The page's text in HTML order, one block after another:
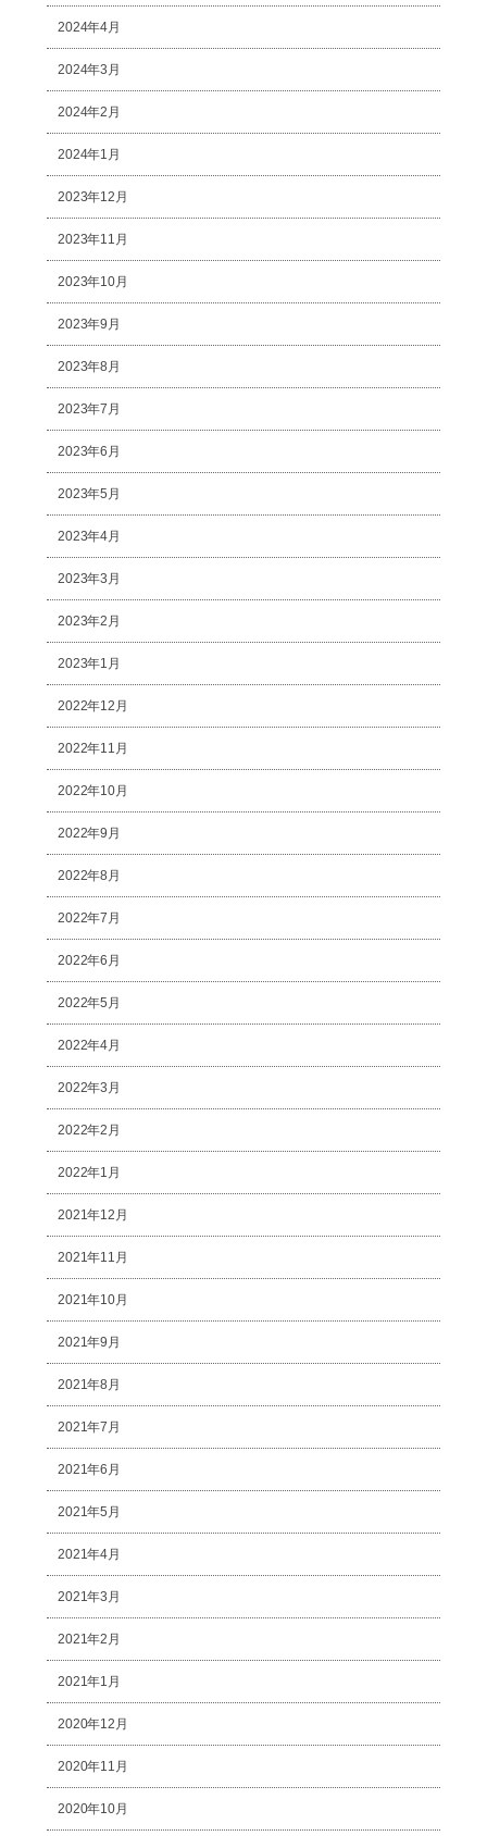
2024年4月
2024年3月
2024年2月
2024年1月
2023年12月
2023年11月
2023年10月
2023年9月
2023年8月
2023年7月
2023年6月
2023年5月
2023年4月
2023年3月
2023年2月
2023年1月
2022年12月
2022年11月
2022年10月
2022年9月
2022年8月
2022年7月
2022年6月
2022年5月
2022年4月
2022年3月
2022年2月
2022年1月
2021年12月
2021年11月
2021年10月
2021年9月
2021年8月
2021年7月
2021年6月
2021年5月
2021年4月
2021年3月
2021年2月
2021年1月
2020年12月
2020年11月
2020年10月